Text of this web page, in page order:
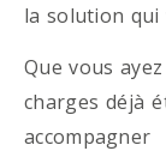
la solution qui
Que vous
charges déjà